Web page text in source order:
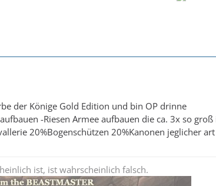
der Könige Gold Edition und bin OP drinne
-Riesen Armee aufbauen die ca. 3x so
20%Bogenschützen 20%Kanonen jeglicher
ist, ist wahrscheinlich falsch.